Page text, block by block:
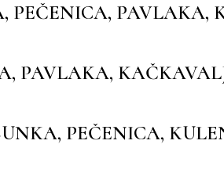
PEČENICA, PAVLAKA,
PAVLAKA,
PEČENICA,